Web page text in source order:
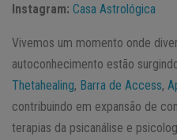
Instagram: Casa Astrológica
Vivemos um momento onde
autoconhecimento estão
Thetahealing, Barra de Access,
contribuindo em expansão de
terapias da psicanálise e